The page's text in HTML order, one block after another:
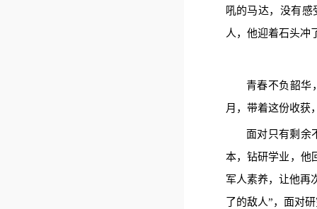
吼的马达，没有
人，他迎着石头冲
青春不负韶华
月，带着这份收获
面对只有剩余
本，钻研学业，他
军人素养，让他再
了的敌人”，面对